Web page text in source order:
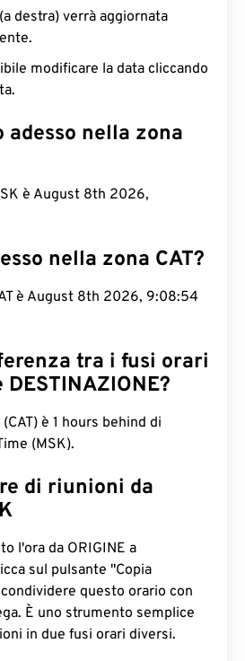
destra) verrà aggiornata
modificare la data cliccando
adesso nella zona
è August 8th 2026,
nella zona CAT?
è August 8th 2026, 9:08:55
tra i fusi orari
DESTINAZIONE?
è 1 hours behind di
(MSK).
di riunioni da
l'ora da ORIGINE a
sul pulsante "Copia
questo orario con
È uno strumento semplice
in due fusi orari diversi.